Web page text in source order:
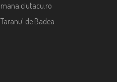
mana.ciutacu.ro
Taranu’ de Badea